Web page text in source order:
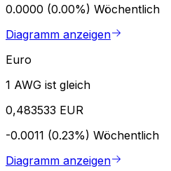
0.0000 (0.00%) Wöchentlich
Diagramm anzeigen
Euro
1 AWG ist gleich
0,483533 EUR
-0.0011 (0.23%) Wöchentlich
Diagramm anzeigen